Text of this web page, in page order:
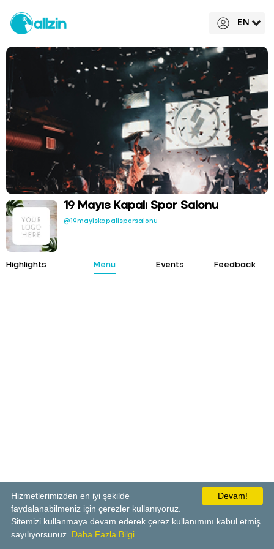
EN
19 Mayıs Kapalı Spor Salonu
@19mayiskapalisporsalonu
Highlights Menu Events Feedback
Devam!
Hizmetlerimizden en iyi şekilde
faydalanabilmeniz için çerezler kullanıyoruz.
Sitemizi kullanmaya devam ederek çerez kullanımını kabul etmiş
sayılıyorsunuz. Daha Fazla Bilgi